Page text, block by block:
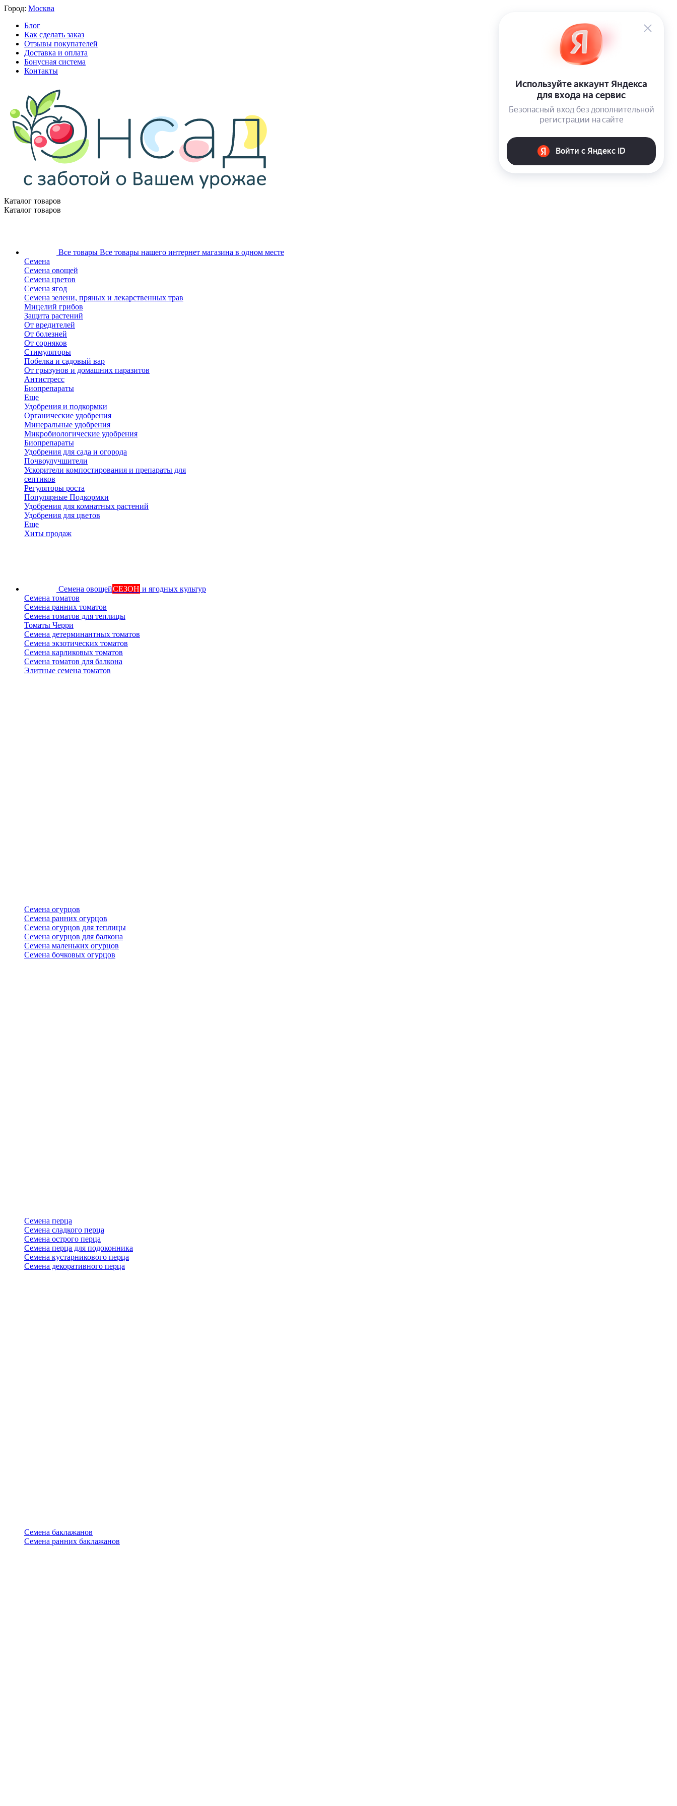
Город: Москва
Блог
Как сделать заказ
Отзывы покупателей
Доставка и оплата
Бонусная система
Контакты
Каталог товаров
Каталог товаров
Все товары Все товары нашего интернет магазина в одном месте
Семена
Семена овощей
Семена цветов
Семена ягод
Семена зелени, пряных и лекарственных трав
Мицелий грибов
Защита растений
От вредителей
От болезней
От сорняков
Стимуляторы
Побелка и садовый вар
От грызунов и домашних паразитов
Антистресс
Биопрепараты
Еще
Удобрения и подкормки
Органические удобрения
Минеральные удобрения
Микробиологические удобрения
Биопрепараты
Удобрения для сада и огорода
Почвоулучшители
Ускорители компостирования и препараты для
септиков
Регуляторы роста
Популярные Подкормки
Удобрения для комнатных растений
Удобрения для цветов
Еще
Хиты продаж
Семена овощейСЕЗОН и ягодных культур
Семена томатов
Семена ранних томатов
Семена томатов для теплицы
Томаты Черри
Семена детерминантных томатов
Семена экзотических томатов
Семена карликовых томатов
Семена томатов для балкона
Элитные семена томатов
Семена огурцов
Семена ранних огурцов
Семена огурцов для теплицы
Семена огурцов для балкона
Семена маленьких огурцов
Семена бочковых огурцов
Семена перца
Семена сладкого перца
Семена острого перца
Семена перца для подоконника
Семена кустарникового перца
Семена декоративного перца
Семена баклажанов
Семена ранних баклажанов